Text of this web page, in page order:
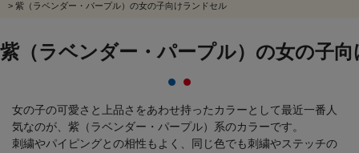
> 紫（ラベンダー・パープル）の女の子向けランドセル
紫（ラベンダー・パープル）の女の子
女の子の可愛さと上品さをあわせ持ったカラーとして最近一番人
気なのが、紫（ラベンダー・パープル）系のカラーです。
刺繍やパイピングとの相性もよく、同じ色でも刺繍やステッチの